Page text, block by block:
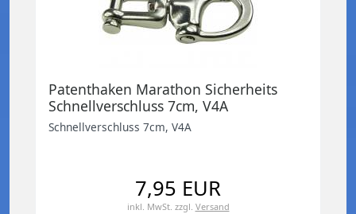
Patenthaken Marathon Sicherheits
Schnellverschluss 7cm, V4A
Schnellverschluss 7cm, V4A
7,95 EUR
inkl. MwSt. zzgl. Versand